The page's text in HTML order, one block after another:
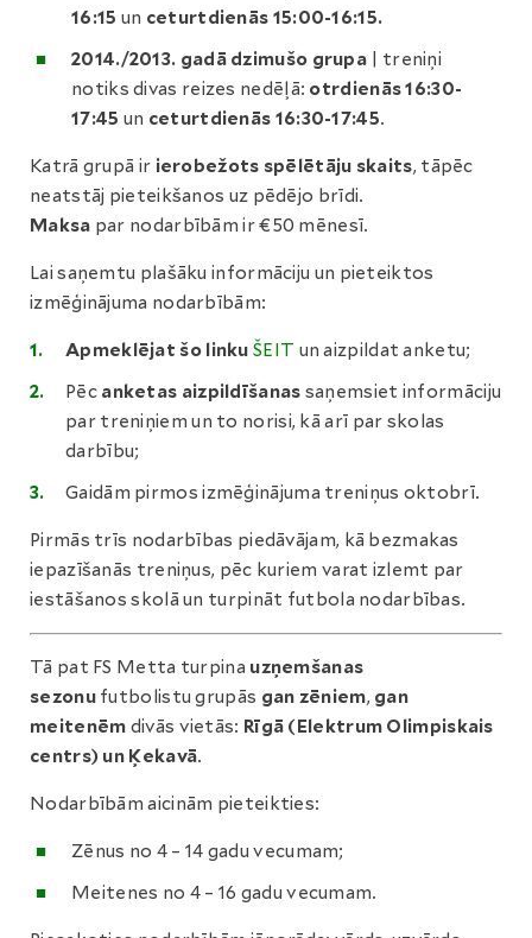
16:15 un ceturtdienās 15:00-16:15.
2014./2013. gadā dzimušo grupa | treniņi
notiks divas reizes nedēļā: otrdienās 16:30-
17:45 un ceturtdienās 16:30-17:45.
Katrā grupā ir ierobežots spēlētāju skaits, tāpēc
neatstāj pieteikšanos uz pēdējo brīdi.
Maksa par nodarbībām ir €50 mēnesī.
Lai saņemtu plašāku informāciju un pieteiktos
izmēģinājuma nodarbībām:
Apmeklējat šo linku ŠEIT un aizpildat anketu;
Pēc anketas aizpildīšanas saņemsiet informāciju
par treniņiem un to norisi, kā arī par skolas
darbību;
Gaidām pirmos izmēģinājuma treniņus oktobrī.
Pirmās trīs nodarbības piedāvājam, kā bezmakas
iepazīšanās treniņus, pēc kuriem varat izlemt par
iestāšanos skolā un turpināt futbola nodarbības.
Tā pat FS Metta turpina uzņemšanas
sezonu futbolistu grupās gan zēniem, gan
meitenēm divās vietās: Rīgā (Elektrum Olimpiskais
centrs) un Ķekavā.
Nodarbībām aicinām pieteikties:
Zēnus no 4 – 14 gadu vecumam;
Meitenes no 4 – 16 gadu vecumam.